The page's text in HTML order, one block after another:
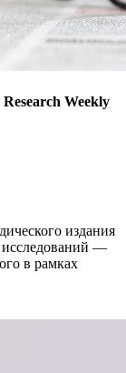
Weekly
издания
исследований —
в рамках